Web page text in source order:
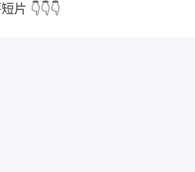
片 👇👇👇